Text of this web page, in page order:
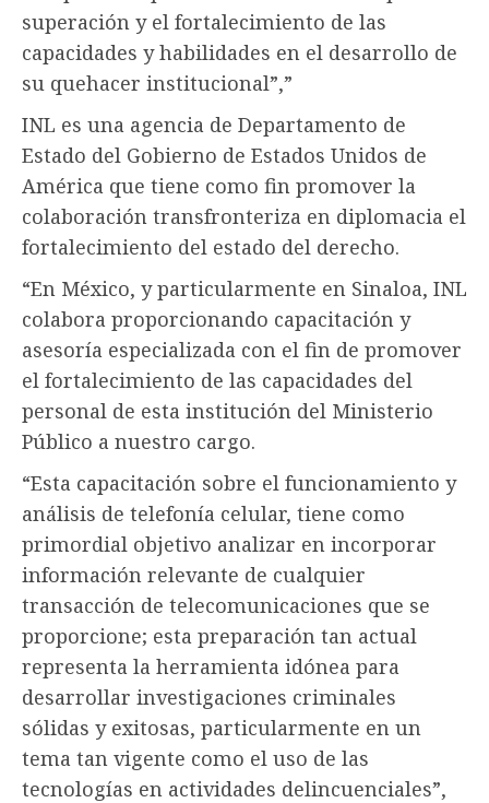
superación y el fortalecimiento de las
capacidades y habilidades en el desarrollo de
su quehacer institucional”,”
INL es una agencia de Departamento de
Estado del Gobierno de Estados Unidos de
América que tiene como fin promover la
colaboración transfronteriza en diplomacia el
fortalecimiento del estado del derecho.
“En México, y particularmente en Sinaloa, INL
colabora proporcionando capacitación y
asesoría especializada con el fin de promover
el fortalecimiento de las capacidades del
personal de esta institución del Ministerio
Público a nuestro cargo.
“Esta capacitación sobre el funcionamiento y
análisis de telefonía celular, tiene como
primordial objetivo analizar en incorporar
información relevante de cualquier
transacción de telecomunicaciones que se
proporcione; esta preparación tan actual
representa la herramienta idónea para
desarrollar investigaciones criminales
sólidas y exitosas, particularmente en un
tema tan vigente como el uso de las
tecnologías en actividades delincuenciales”,